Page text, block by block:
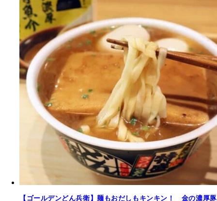
【ゴールデンどん兵衛】麺もおだしもキンキン！ 金の濃厚豚